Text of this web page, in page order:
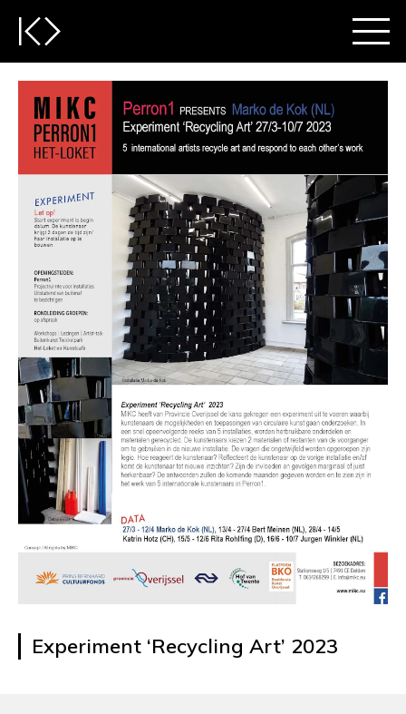
Experiment ‘Recycling Art’ 2023